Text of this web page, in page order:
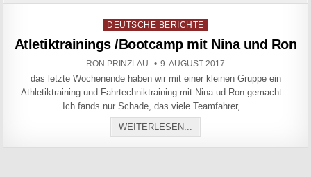
Posted in
DEUTSCHE BERICHTE
Atletiktrainings /Bootcamp mit Nina und Ron
AUTHOR:
RON PRINZLAU PUBLISHED DATE:
9. AUGUST 2017
das letzte Wochenende haben wir mit einer kleinen Gruppe ein
Athletiktraining und Fahrtechniktraining mit Nina ud Ron gemacht…
Ich fands nur Schade, das viele Teamfahrer,…
WEITERLESEN...